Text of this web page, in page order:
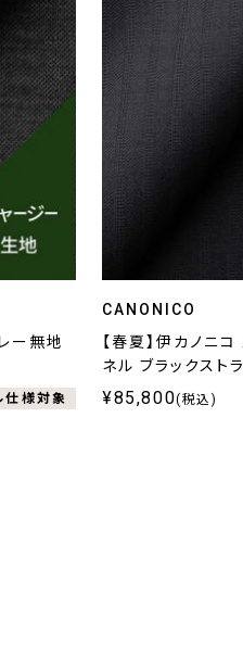
ー無地
仕様対象
CANONICO
【春夏】伊カノニ
ネル ブラックスト
¥85,800(税込)